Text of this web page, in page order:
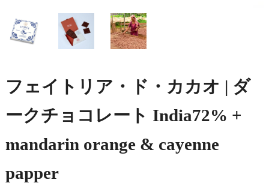
フェイトリア・ド・カカオ | ダ
ークチョコレート India72% +
mandarin orange & cayenne
papper